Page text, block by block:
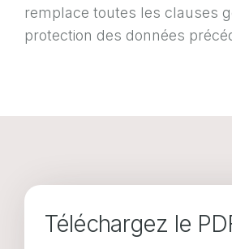
remplace toutes les clauses
protection des données
Téléchargez le